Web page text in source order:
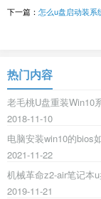
下一篇： 怎么u盘启动装系
热门内容
老毛桃U盘重装Win10
2018-11-10
电脑安装win10的bios
2021-11-22
机械革命z2-air笔记本
2019-11-21